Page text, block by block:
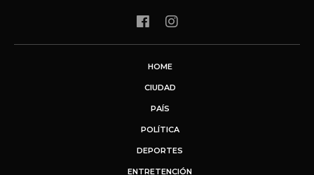
HOME
CIUDAD
PAÍS
POLÍTICA
DEPORTES
ENTRETENCIÓN